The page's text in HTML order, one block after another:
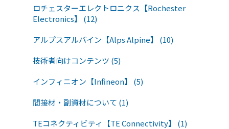
ロチェスターエレクトロニクス【Rochester
Electronics】 (12)
アルプスアルパイン【Alps Alpine】 (10)
技術者向けコンテンツ (5)
インフィニオン【Infineon】 (5)
間接材・副資材について (1)
TEコネクティビティ【TE Connectivity】 (1)